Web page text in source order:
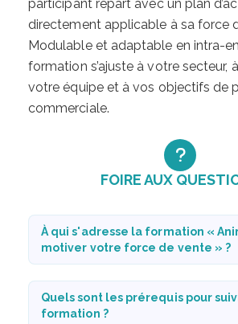
participant repart avec un plan
directement applicable à sa force
Modulable et adaptable en intra-
formation s’ajuste à votre secteur,
votre équipe et à vos objectifs de
commerciale.
FOIRE AUX
À qui s'adresse la formation «
motiver votre force de vente » ?
Quels sont les prérequis pour
formation ?